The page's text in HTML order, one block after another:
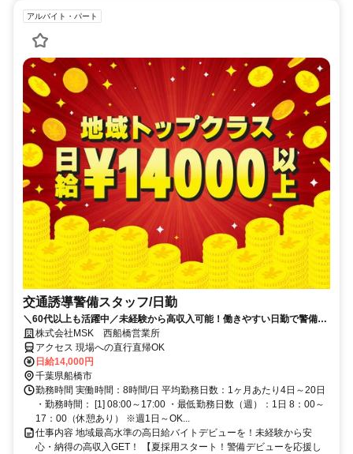
アルバイト・パート
交通誘導警備スタッフ/日勤
＼60代以上も活躍中／未経験から高収入可能！働きやすい日勤で警備員
デビューをしませんか！【月収28万円可能・日払いもOK！】勤務3日前
までシフト申請可能！週1日～・短期もOK！未経験者大歓迎！幅広い年
代が活躍しています。
株式会社MSK 西船橋営業所
アクセス 現場への直行直帰OK
日給14,000円
千葉県船橋市
勤務時間 実働時間：8時間/日 平均勤務日数：1ヶ月あたり4日～20日
・勤務時間： [1] 08:00～17:00 ・最低勤務日数（週）：1日 8：00～
17：00（休憩あり） ※週1日～OK...
仕事内容 地域最高水準の高日給バイトデビューを！未経験から安
心・納得の高収入GET！ 【夏採用スタート！警備デビューを応援し